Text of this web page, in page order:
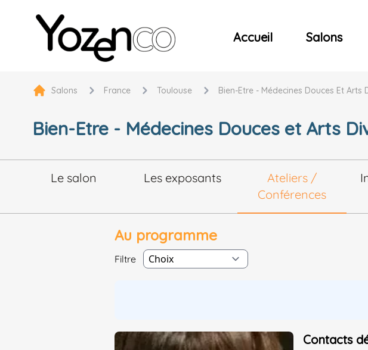
Yozenco - Organisateur de Salons, Evénements et Concerts
Accueil Salons
Salons France Toulouse Bien-Etre - Médecines Douces Et Arts
Bien-Etre - Médecines Douces et Arts
Le salon Les exposants
Ateliers /
Conférences
Au programme
Filtre
Contacts